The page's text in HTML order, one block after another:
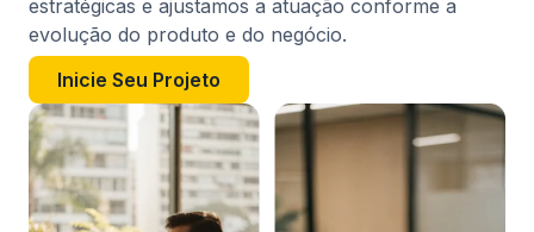
estratégicas e ajustamos a atuação conforme a
evolução do produto e do negócio.
Inicie Seu Projeto